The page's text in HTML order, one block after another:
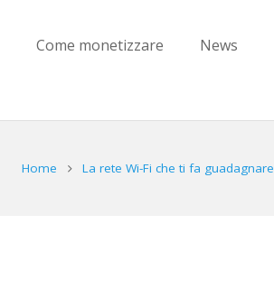
Come monetizzare News
Home La rete Wi-Fi che ti fa guadagnare